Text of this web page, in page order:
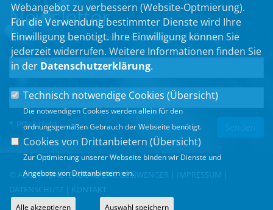
Newsletter
Erhalten Sie Neuigkeiten aus dem Landtag und der Region.
* Pflichtfeld
© ABGEORDNETENBÜRO ERIC BEIßWENGER | IMPRESSUM
DATENSCHUTZ
KONTAKT
Webangebot zu verbessern (Website-Optmierung).
Für die Verwendung bestimmter Dienste wird Ihre
Einwilligung benötigt. Ihre Einwilligung können Sie
jederzeit widerrufen. Weitere Informationen finden Sie
in der Datenschutzerklärung.
Technisch notwendige Cookies (Übersicht)
Die notwendigen Cookies werden allein für den
ordnungsgemäßen Gebrauch der Webseite benötigt.
Cookies von Drittanbietern (Übersicht)
Zur Optimierung unserer Webseite binden wir Dienste und
Angebote von Drittanbietern ein.
Alle akzeptieren Auswahl speichern